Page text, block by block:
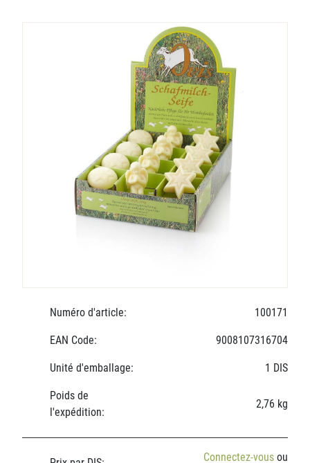
Numéro d'article: 100171
EAN Code: 9008107316704
Unité d'emballage: 1 DIS
Poids de
l'expédition:
2,76 kg
Connectez-vous ou